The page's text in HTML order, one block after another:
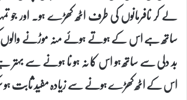
لے کر نافرمانوں کی طرف اٹھ کھڑے ہو۔ اور جو
ساتھ ہے اس کے ہوتے ہوئے منہ موڑنے والوں کی
بد دلی سے ساتھ ہو اس کا نہ ہو نا ہونے سے بہتر
اس کے اٹھ کھڑے ہونے سے زیادہ مفید ثابت